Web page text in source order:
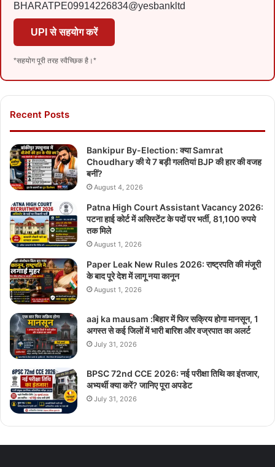
BHARATPE09914226834@yesbankltd
UPI से सहयोग करें
*सहयोग पूरी तरह स्वैच्छिक है।*
Recent Posts
Bankipur By-Election: क्या Samrat
Choudhary की ये 7 बड़ी गलतियां BJP की हार की वजह
बनीं?
August 4, 2026
Patna High Court Assistant Vacancy 2026:
पटना हाई कोर्ट में असिस्टेंट के पदों पर भर्ती, 81,100 रुपये
तक मिले
August 1, 2026
Paper Leak New Rules 2026: राष्ट्रपति की मंजूरी
के बाद पूरे देश में लागू नया कानून
August 1, 2026
aaj ka mausam :बिहार में फिर सक्रिय होगा मानसून, 1
अगस्त से कई जिलों में भारी बारिश और वज्रपात का अलर्ट
July 31, 2026
BPSC 72nd CCE 2026: नई परीक्षा तिथि का इंतजार,
अभ्यर्थी क्या करें? जानिए पूरा अपडेट
July 31, 2026